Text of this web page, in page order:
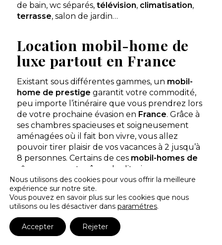
Comps, Drôme , Auvergne-Rhône-Alpes
★ 4.4/5 (408 avis)
Dès320€/ semaine en location
Dès25€/ nuit en emplacement
Afficher les détails
Découvrir
Mobil-home Top
Presta 4 pers — Avec
jacuzzi privatif
2 chambres - 4
À partir de520 €/ 7
nuits
Découvrir ce
locatif
Mobil-home Confort 6
pers — 3 chambres
À partir de
de bain, wc séparés,télévision, climatisation,
terrasse, salon de jardin…
Location mobil-home de
luxe partout en France
Existant sous différentes gammes, un mobil-
home de prestige garantit votre commodité,
peu importe l’itinéraire que vous prendrez lors
de votre prochaine évasion en France. Grâce à
ses chambres spacieuses et soigneusement
aménagées où il fait bon vivre, vous allez
pouvoir tirer plaisir de vos vacances à 2 jusqu’à
8 personnes. Certains de ces mobil-homes de
rêve
proposent même des literies
supplémentaires pour accueillir plus de
monde. L’avantage avec une
mobil-home de luxe en camping de luxe,c’est
aussi cette touche de modernité vous donnant
accès à des matériels de dernière génération
qui ont pour fonction d’agrémenter votre
Nous utilisons des cookies pour vous offrir la meilleure
expérience sur notre site.
Vous pouvez en savoir plus sur les cookies que nous
utilisons ou les désactiver dans paramétres.
Accepter Rejeter